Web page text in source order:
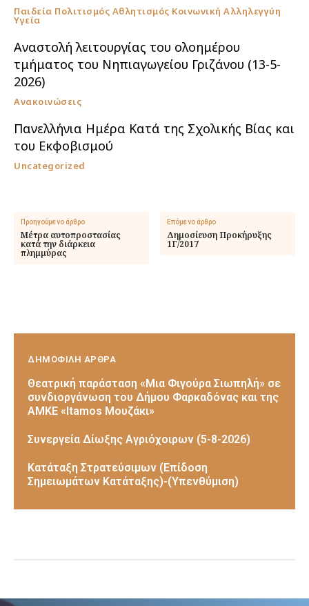
Παιδεία Πολιτισμός Αθλητισμός Κοινωνική Αλληλεγγύη
Υγεία
Αναστολή λειτουργίας του ολοημέρου
τμήματος του Νηπιαγωγείου Γριζάνου (13-5-
2026)
Ανακοινώσεις
Πανελλήνια Ημέρα Κατά της Σχολικής Βίας και
του Εκφοβισμού
Uncategorized
Προηγούμενο άρθρο
Μέτρα αυτοπροστασίας
κατά την διάρκεια
πλημμύρας
Επόμενο άρθρο
Δημοσίευση Προκήρυξης
1Γ/2017
ΔΗΜΟΦΙΛΗ ΑΡΘΡΑ
Θεατρική παράσταση «Μια Φιγούρα Σιωπηλή» σε
συνδιοργάνωση του Δήμου Φαρκαδόνας και της
ΑΜΚΕ «Itamos Μουζάκι»
Συνεργεία Δίωξης Αγριόχοιρων (5-8-2026)
Κατάταξη Στρατεύσιμων (Επίδοση
Σημειωμάτων Κατάταξης)-(Υπενθύμιση)